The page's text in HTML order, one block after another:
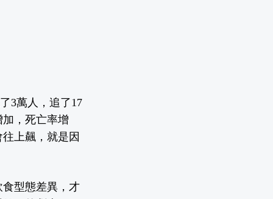
3萬人，追了17
，死亡率增
上飆，就是因
型態差異，才